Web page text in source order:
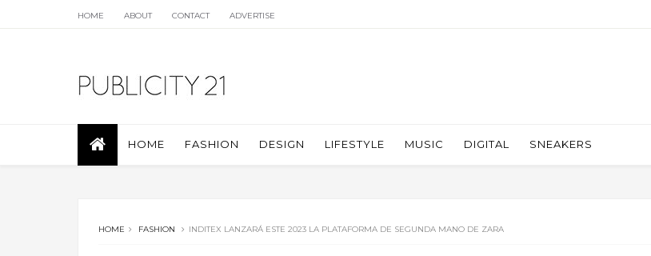
HOME ABOUT CONTACT ADVERTISE
HOME FASHION DESIGN LIFESTYLE MUSIC DIGITAL SNEAKERS
HOME FASHION INDITEX LANZARÁ ESTE 2023 LA PLATAFORMA DE SEGUNDA MANO DE ZARA